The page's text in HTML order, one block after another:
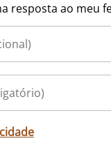
resposta ao meu